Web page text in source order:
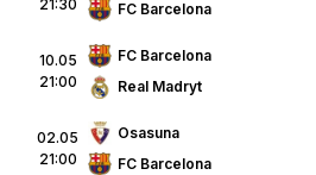
21:30
FC Barcelona
10.05
21:00
FC Barcelona
Real Madryt
02.05
21:00
Osasuna
FC Barcelona